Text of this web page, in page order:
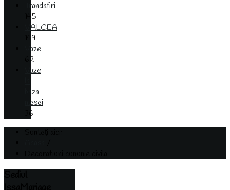
Trandafiri
145
VALCEA
149
Vaze
62
Vaze
baza
mesei
36